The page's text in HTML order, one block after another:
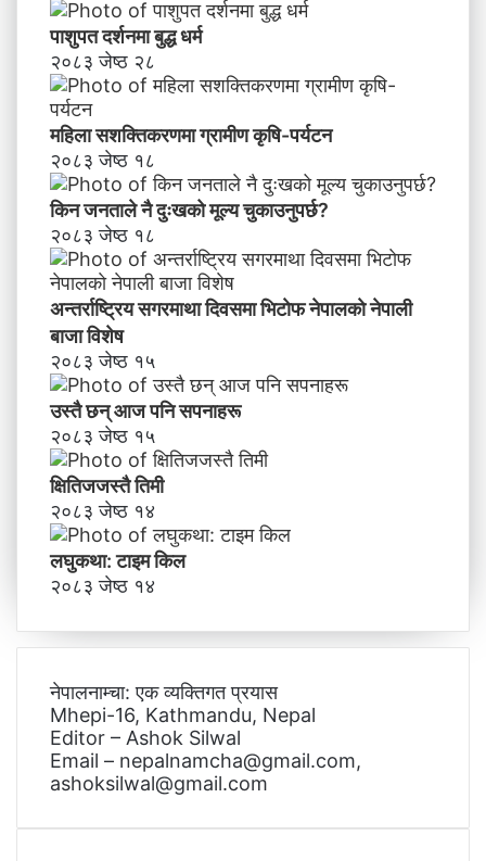
पाशुपत दर्शनमा बुद्ध धर्म​
२०८३ जेष्ठ २८
महिला सशक्तिकरणमा ग्रामीण कृषि-पर्यटन
२०८३ जेष्ठ १८
किन जनताले नै दुःखको मूल्य चुकाउनुपर्छ?
२०८३ जेष्ठ १८
अन्तर्राष्ट्रिय सगरमाथा दिवसमा भिटाेफ नेपालकाे नेपाली
बाजा विशेष
२०८३ जेष्ठ १५
उस्तै छन् आज पनि सपनाहरू
२०८३ जेष्ठ १५
क्षितिजजस्तै तिमी
२०८३ जेष्ठ १४
लघुकथा: टाइम किल
२०८३ जेष्ठ १४
नेपालनाम्चा: एक व्यक्तिगत प्रयास
Mhepi-16, Kathmandu, Nepal
Editor – Ashok Silwal
Email – nepalnamcha@gmail.com,
ashoksilwal@gmail.com